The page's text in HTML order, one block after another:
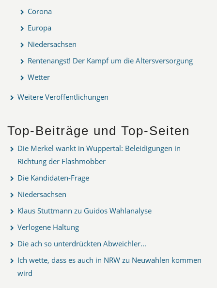
Corona
Europa
Niedersachsen
Rentenangst! Der Kampf um die Altersversorgung
Wetter
Weitere Veröffentlichungen
Top-Beiträge und Top-Seiten
Die Merkel wankt in Wuppertal: Beleidigungen in
Richtung der Flashmobber
Die Kandidaten-Frage
Niedersachsen
Klaus Stuttmann zu Guidos Wahlanalyse
Verlogene Haltung
Die ach so unterdrückten Abweichler...
Ich wette, dass es auch in NRW zu Neuwahlen kommen
wird